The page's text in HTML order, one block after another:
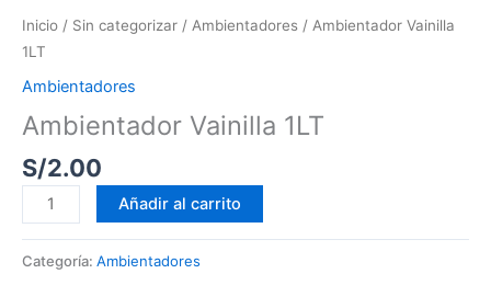
Inicio / Sin categorizar / Ambientadores / Ambientador Vainilla
1LT
Ambientadores
Ambientador Vainilla 1LT
S/2.00
Añadir al carrito
Categoría: Ambientadores